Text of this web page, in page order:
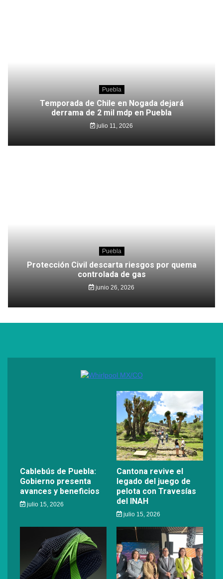
Puebla
Temporada de Chile en Nogada dejará
derrama de 2 mil mdp en Puebla
julio 11, 2026
Puebla
Protección Civil descarta riesgos por quema
controlada de gas
junio 26, 2026
Cablebús de Puebla:
Gobierno presenta
avances y beneficios
julio 15, 2026
Cantona revive el
legado del juego de
pelota con Travesías
del INAH
julio 15, 2026